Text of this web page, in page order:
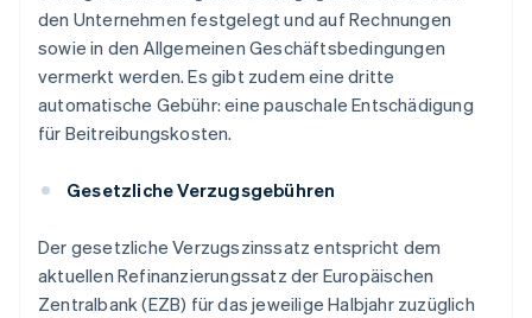
den Unternehmen festgelegt und auf Rechnungen
sowie in den Allgemeinen Geschäftsbedingungen
vermerkt werden. Es gibt zudem eine dritte
automatische Gebühr: eine pauschale Entschädigung
für Beitreibungskosten.
Gesetzliche Verzugsgebühren
Der gesetzliche Verzugszinssatz entspricht dem
aktuellen Refinanzierungssatz der Europäischen
Zentralbank (EZB) für das jeweilige Halbjahr zuzüglich